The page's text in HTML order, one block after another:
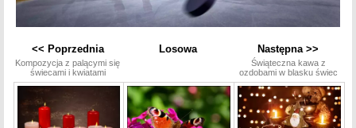
<< Poprzednia
Kompozycja z palącymi się
świecami i kwiatami
Losowa Następna >>
Świąteczna kawa z
ozdobami w blasku świec